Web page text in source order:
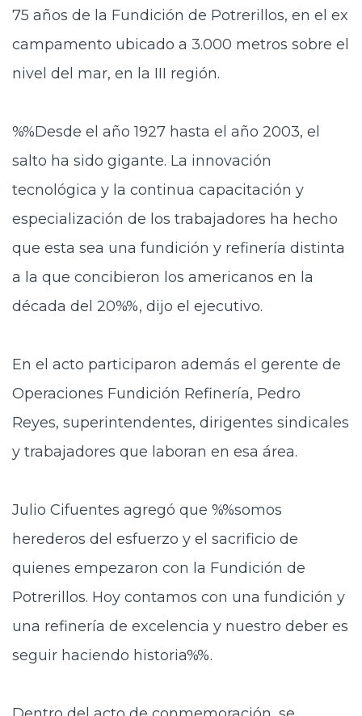
75 años de la Fundición de Potrerillos, en el ex
campamento ubicado a 3.000 metros sobre el
nivel del mar, en la III región.
%%Desde el año 1927 hasta el año 2003, el
salto ha sido gigante. La innovación
tecnológica y la continua capacitación y
especialización de los trabajadores ha hecho
que esta sea una fundición y refinería distinta
a la que concibieron los americanos en la
década del 20%%, dijo el ejecutivo.
En el acto participaron además el gerente de
Operaciones Fundición Refinería, Pedro
Reyes, superintendentes, dirigentes sindicales
y trabajadores que laboran en esa área.
Julio Cifuentes agregó que %%somos
herederos del esfuerzo y el sacrificio de
quienes empezaron con la Fundición de
Potrerillos. Hoy contamos con una fundición y
una refinería de excelencia y nuestro deber es
seguir haciendo historia%%.